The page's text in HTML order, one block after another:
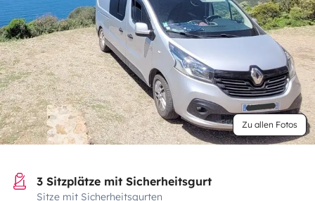
Zu allen Fotos
3 Sitzplätze mit Sicherheitsgurt
Sitze mit Sicherheitsgurten